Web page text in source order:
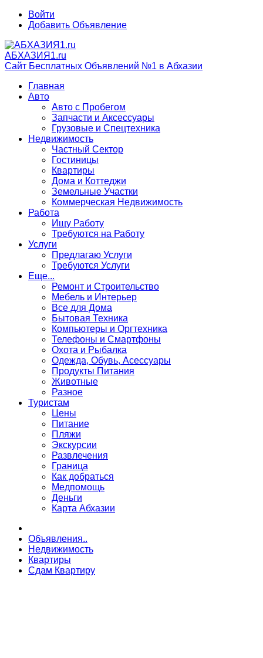
Войти
Добавить Объявление
АБХАЗИЯ1.ru
Сайт Бесплатных Объявлений №1 в Абхазии
Главная
Авто
Авто с Пробегом
Запчасти и Аксессуары
Грузовые и Спецтехника
Недвижимость
Частный Сектор
Гостиницы
Квартиры
Дома и Коттеджи
Земельные Участки
Коммерческая Недвижимость
Работа
Ищу Работу
Требуются на Работу
Услуги
Предлагаю Услуги
Требуются Услуги
Еще...
Ремонт и Строительство
Мебель и Интерьер
Все для Дома
Бытовая Техника
Компьютеры и Оргтехника
Телефоны и Смартфоны
Охота и Рыбалка
Одежда, Обувь, Асессуары
Продукты Питания
Животные
Разное
Туристам
Цены
Питание
Пляжи
Экскурсии
Развлечения
Граница
Как добраться
Медпомощь
Деньги
Карта Абхазии
Объявления..
Недвижимость
Квартиры
Сдам Квартиру